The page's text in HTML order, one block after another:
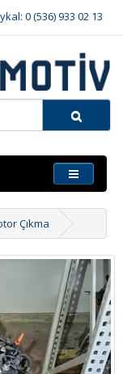
0 (536) 933 02 13
Çıkma